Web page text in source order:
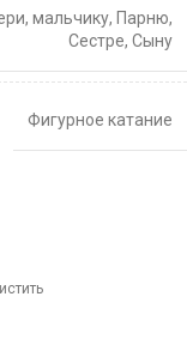
, мальчику, Парню,
Сестре, Сыну
Фигурное катание